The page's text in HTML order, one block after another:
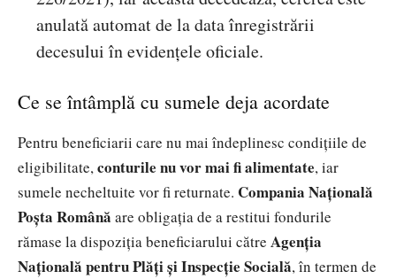
anulată automat de la data înregistrării
decesului în evidențele oficiale.
Ce se întâmplă cu sumele deja acordate
Pentru beneficiarii care nu mai îndeplinesc condițiile de
eligibilitate,conturile nu vor mai fi alimentate, iar
sumele necheltuite vor fi returnate. Compania Națională
Poșta Română are obligația de a restitui fondurile
rămase la dispoziția beneficiarului către Agenția
Națională pentru Plăți și Inspecție Socială, în termen de